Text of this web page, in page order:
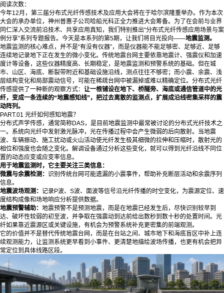
阅读次数：
今年12月，第三届分布式光纤传感技术及应用大会将在于哈尔滨隆重举办。作为本次
大会的承办单位，神州普惠子公司哈船光科正全力推进大会筹备。为了在会前与业界
同仁深入交流前沿技术、共享应用真知，我们特别推出“分布式光纤传感应用场景与案
例分享”系列专题报告。今天是本系列的第5期，让我们将目光投向——地震监测。
地震监测的核心难点，并不是“有没有仪器”，而是仪器能不能足够密、足够近、足够
连续地记录地下正在发生的微小变化。传统地震台网主要依靠地震计、强震仪和加速
度计等设备，这些仪器精度高、长期稳定，是地震监测和预警系统的基础。但在城
市、山区、海底、断裂带附近和基础设施沿线，测点往往不够密；而小震、余震、浅
层结构变化和局部震动信号，可能在稀疏台网中被漏掉或难以精确定位。分布式光纤
传感提供了一种新的观察方式： 让一根铺设在地下、桥隧旁、海底或通信管道中的光
纤，变成一条连续的“地震感知线”，把过去离散的监测点，扩展成沿线密集采样的震
动阵列。
PART.01 光纤如何感知地震？
分布式声学传感，通常简称DAS，是目前地震监测中最常被讨论的分布式光纤技术之
一。系统向光纤中发射激光脉冲，光在传播过程中会产生微弱的后向散射。当地震
波、车辆振动、施工扰动或火山活动使光纤发生极其细微的拉伸和压缩时，散射光的
相位和强度也会随之变化。解调设备通过分析这些变化，就可以得到光纤沿线不同位
置的动态应变或应变率信息。
用于地震监测时，它主要关注三类信息：
微震与余震检测： 识别传统台网可能遗漏的小震事件，帮助补充断层活动和余震序列
信息。
地震波场观测： 记录P波、S波、面波等信号沿光纤传播的时空变化，为震源定位、速
度结构成像和场地响应分析提供数据。
地震预警辅助： 地震预警不是预测地震，而是在地震已经发生后，尽快识别较早到
达、破坏性较弱的初至波，并争取在强震动到达前给出数秒到数十秒的处置时间。光
纤如果靠近震源区或关键设施，有机会为预警系统补充更密集的前端观测。
它的价值并不是替代传统地震台网，而是在台站之间、城市地下和海底盲区中补上连
续观测能力，让监测系统更早看到小事件、更清楚地描绘波场传播，也更有机会把异
常定位到具体线路区段。